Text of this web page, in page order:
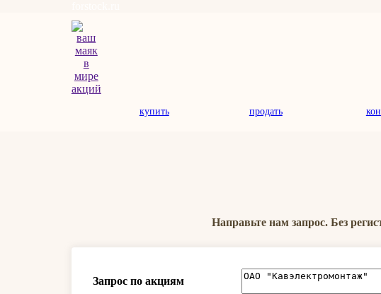
купить продать
Направьте нам запрос. Без
Запрос по акциям